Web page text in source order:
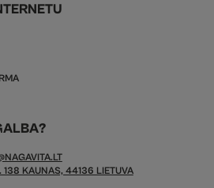
138 KAUNAS, 44136 LIETUVA